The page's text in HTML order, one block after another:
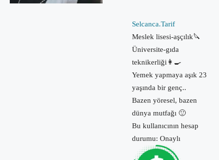
Selcanca.Tarif
Meslek lisesi-aşçılık🔪
Üniversite-gıda
teknikerliği👩‍🍳
Yemek yapmaya aşık 23
yaşında bir genç..
Bazen yöresel, bazen
dünya mutfağı 🙂
Bu kullanıcının hesap
durumu: Onaylı